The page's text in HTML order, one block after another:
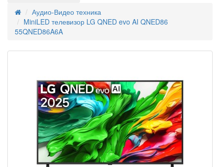
Аудио-Видео техника
MiniLED телевизор LG QNED evo AI QNED86
55QNED86A6A